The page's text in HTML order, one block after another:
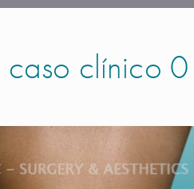
caso clínico